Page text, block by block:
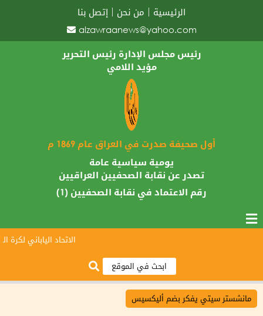
الرئيسية من نحن
إتصل بنا
alzawraanews@yahoo.com
رئيس مجلس الإدارة رئيس التحرير
مؤيد اللامي
أول صحيفة صدرت في العراق عام 1869 م
يومية سياسية عامة
تصدر عن نقابة الصحفيين العراقيين
رقم الاعتماد في نقابة الصحفيين (1)
الاتحاد الياباني لكرة
مانشستر سيتي يفكر بضم أليكسيس